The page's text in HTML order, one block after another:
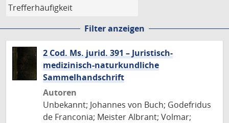
Filter anzeigen
2 Cod. Ms. jurid. 391 – Juristisch-
medizinisch-naturkundliche
Sammelhandschrift
Autoren
Unbekannt; Johannes von Buch; Godefridus
de Franconia; Meister Albrant; Volmar;